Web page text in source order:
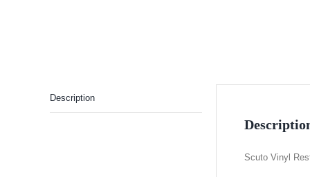
Description
Scuto Vinyl